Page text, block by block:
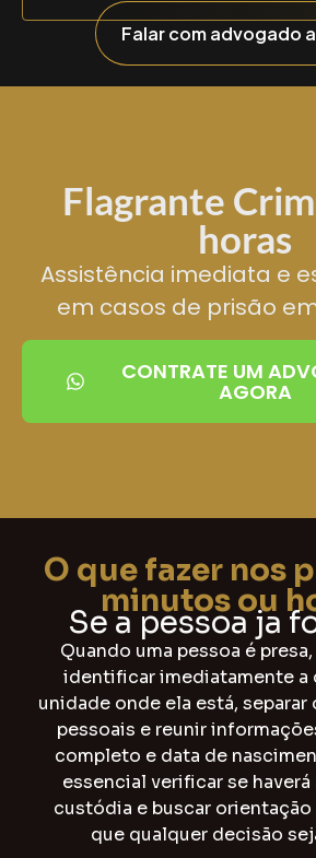
Falar com advogado
Flagrante
horas
Assistência imediata e
em casos de prisão
CONTRATE UM
AGORA
O que fazer nos
minutos ou
Se a pessoa ja
Quando uma pessoa é
identificar imediatamente a
unidade onde ela está,
pessoais e reunir
completo e data de
essencial verificar se
custódia e buscar
que qualquer decisão